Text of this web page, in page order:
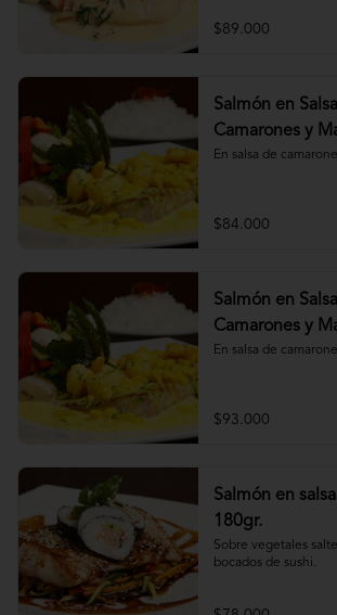
$89.000
Salmón en
Camarones y
180gr
En salsa de
$84.000
Salmón en
Camarones y
220gr
En salsa de
$93.000
Salmón en
180gr.
Sobre vegetales
bocados de sushi.